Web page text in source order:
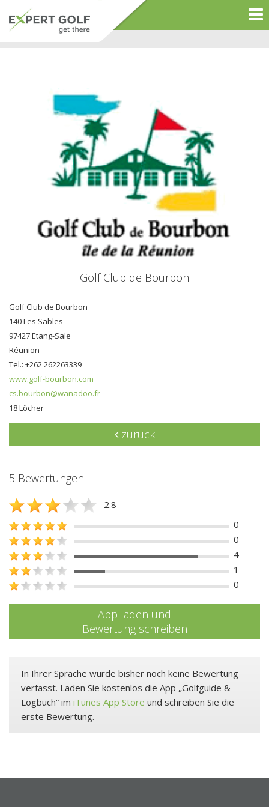
Golf Club de Bourbon
Golf Club de Bourbon
140 Les Sables
97427 Etang-Sale
Réunion
Tel.: +262 262263339
www.golf-bourbon.com
cs.bourbon@wanadoo.fr
18 Löcher
zurück
5 Bewertungen
2.8
0
0
4
1
0
App laden und
Bewertung schreiben
In Ihrer Sprache wurde bisher noch keine Bewertung
verfasst. Laden Sie kostenlos die App „Golfguide &
Logbuch“ im iTunes App Store und schreiben Sie die
erste Bewertung.